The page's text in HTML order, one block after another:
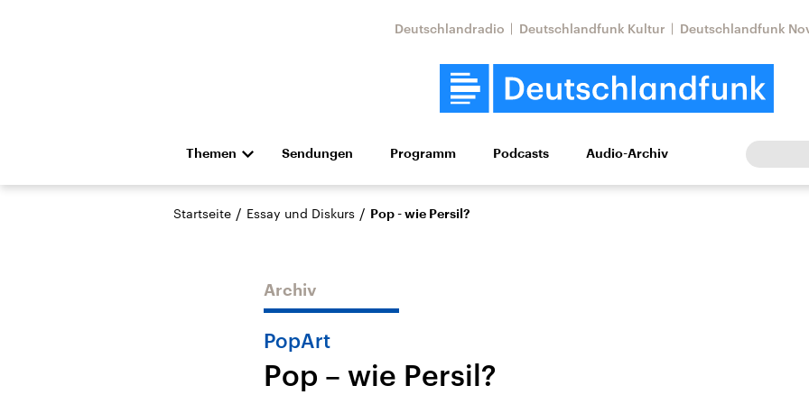
Deutschlandradio Deutschlandfunk Kultur Deutschlandfunk
Themen
Die Nachrichten Politik Wirtschaft Wissen Kultur Europa
Hörspiel und Feature Musik
Landtagswahl Sachsen-
USA
Sendungen Programm Podcasts Audio-Archiv
Startseite / Essay und Diskurs / Pop - wie Persil?
Archiv
PopArt
Pop – wie Persil?